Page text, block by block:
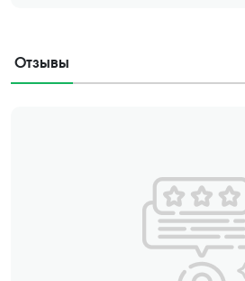
Отзывы